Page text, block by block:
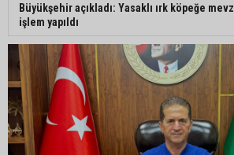
Büyükşehir açıkladı: Yasaklı ırk köpeğe
işlem yapıldı